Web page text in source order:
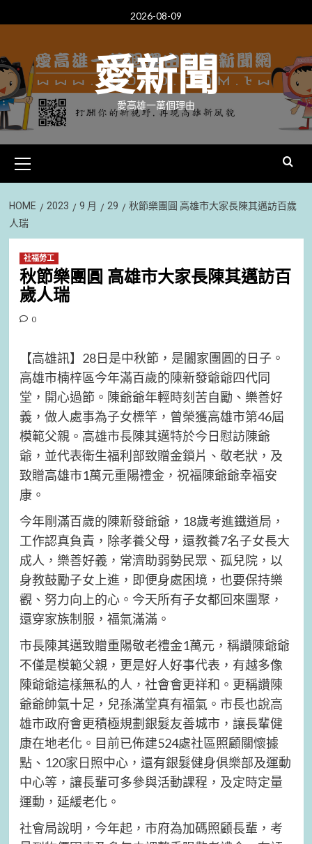
to
2026-08-09
愛新聞
愛高雄一萬個理由
Menu
HOME 2023 9 月 29
秋節樂團圓 高雄市大家長陳其邁訪百歲
人瑞
社福勞工
秋節樂團圓 高雄市大家長陳其邁訪百
歲人瑞
0
【高雄訊】28日是中秋節，是闔家團圓的日子。
高雄市楠梓區今年滿百歲的陳新發爺爺四代同
堂，開心過節。陳爺爺年輕時刻苦自勵、樂善好
義，做人處事為子女標竿，曾榮獲高雄市第46屆
模範父親。高雄市長陳其邁特於今日慰訪陳爺
爺，並代表衛生福利部致贈金鎖片、敬老狀，及
致贈高雄市1萬元重陽禮金，祝福陳爺爺幸福安
康。
今年剛滿百歲的陳新發爺爺，18歲考進鐵道局，
工作認真負責，除孝養父母，還教養7名子女長大
成人，樂善好義，常濟助弱勢民眾、孤兒院，以
身教鼓勵子女上進，即便身處困境，也要保持樂
觀、努力向上的心。今天所有子女都回來團聚，
還穿家族制服，福氣滿滿。
市長陳其邁致贈重陽敬老禮金1萬元，稱讚陳爺爺
不僅是模範父親，更是好人好事代表，有越多像
陳爺爺這樣無私的人，社會會更祥和。更稱讚陳
爺爺帥氣十足，兒孫滿堂真有福氣。市長也說高
雄市政府會更積極規劃銀髮友善城市，讓長輩健
康在地老化。目前已佈建524處社區照顧關懷據
點、120家日照中心，還有銀髮健身俱樂部及運動
中心等，讓長輩可多參與活動課程，及定時定量
運動，延緩老化。
社會局說明，今年起，市府為加碼照顧長輩，考